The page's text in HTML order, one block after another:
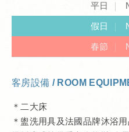
平日
假日
春節
客房設備 / ROOM
＊二大床
＊ 盥洗用具及法國品牌沐浴